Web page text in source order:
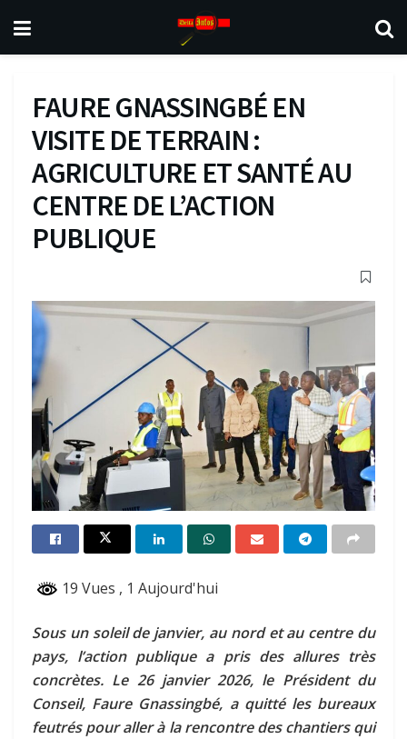
FAURE GNASSINGBÉ EN
VISITE DE TERRAIN :
AGRICULTURE ET SANTÉ AU
CENTRE DE L’ACTION
PUBLIQUE
19 Vues , 1 Aujourd'hui
Sous un soleil de janvier, au nord et au centre du
pays, l’action publique a pris des allures très
concrètes. Le 26 janvier 2026, le Président du
Conseil, Faure Gnassingbé, a quitté les bureaux
feutrés pour aller à la rencontre des chantiers qui